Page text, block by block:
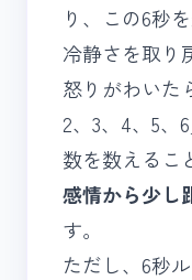
り、この6秒
冷静さを取り
怒りがわいた
2、3、4、5、
数を数えるこ
感情から少し
す。
ただし、6秒